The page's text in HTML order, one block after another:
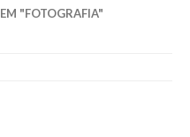
EM "FOTOGRAFIA"